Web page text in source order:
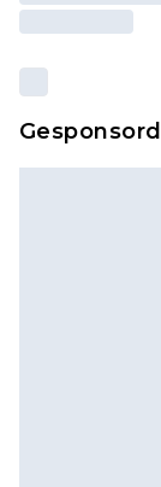
ongebruikt
wettelijke
bekijken.